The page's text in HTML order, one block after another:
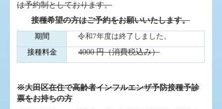
は予約制としております。
接種希望の方はご予約をお願いいたします。
期間
令和7年度は終了しました。
接種料金
4000円（消費税込み）
※大田区在住で高齢者インフルエンザ予防接種予診
票をお持ちの方